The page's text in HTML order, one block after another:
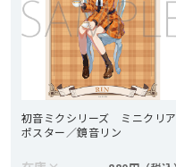
初音ミクシリーズ ミニクリア
ポスター／鏡音リン